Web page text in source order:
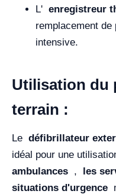
L' enregistreur
remplacement
intensive.
Utilisation du
terrain :
Le défibrillateur
idéal pour une
ambulances , les
situations d'urgence